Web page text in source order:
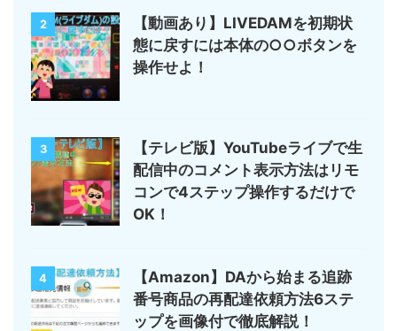
2
【動画あり】LIVEDAMを初期状
態に戻すには本体の○○ボタンを
操作せよ！
3
【テレビ版】YouTubeライブで生
配信中のコメント表示方法はリモ
コンで4ステップ操作するだけで
OK！
4
【Amazon】DAから始まる追跡
番号商品の再配達依頼方法6ステ
ップを画像付で徹底解説！